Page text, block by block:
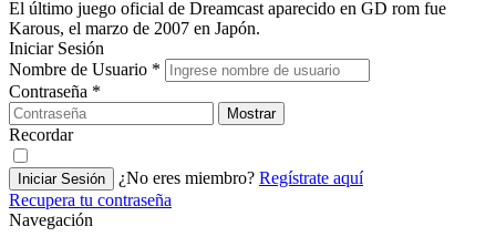
El último juego oficial de Dreamcast aparecido en GD rom fue
Karous, el marzo de 2007 en Japón.
Iniciar Sesión
Nombre de Usuario *
Contraseña *
Mostrar
Recordar
Iniciar Sesión ¿No eres miembro? Regístrate aquí
Recupera tu contraseña
Navegación